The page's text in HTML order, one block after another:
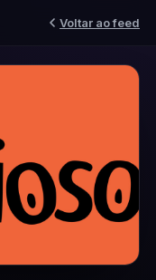
Voltar ao feed